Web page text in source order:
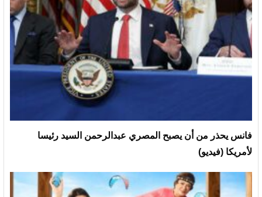
فانس يحذر من أن يصبح المصري عبدالرحمن السيد رئيسا
لأمريكا (فيديو)